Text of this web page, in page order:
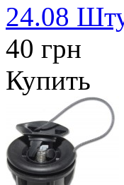
24.08
40 грн
Купить